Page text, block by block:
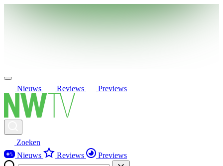
Nieuws Reviews Previews
Zoeken
Nieuws
Reviews Previews